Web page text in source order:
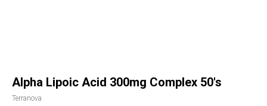
Alpha Lipoic Acid 300mg Complex 50's
Terranova